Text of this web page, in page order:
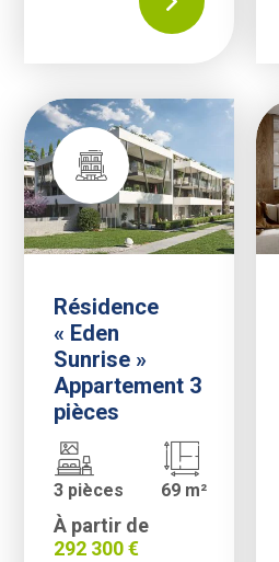
Résidence
« Eden
Sunrise »
Appartement 3
pièces
3 pièces 69 m²
À partir de
292 300 €